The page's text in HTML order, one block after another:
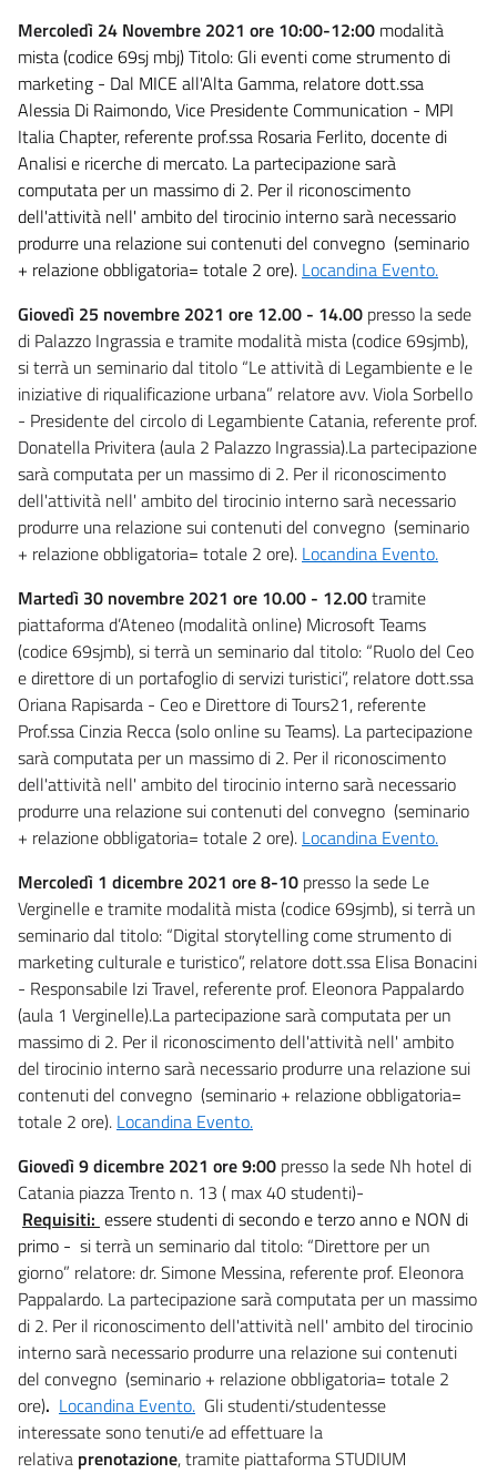
Mercoledì 24 Novembre 2021 ore 10:00-12:00 modalità
mista (codice 69sj mbj) Titolo: Gli eventi come strumento di
marketing - Dal MICE all'Alta Gamma, relatore dott.ssa
Alessia Di Raimondo, Vice Presidente Communication - MPI
Italia Chapter, referente prof.ssa Rosaria Ferlito, docente di
Analisi e ricerche di mercato. La partecipazione sarà
computata per un massimo di 2. Per il riconoscimento
dell'attività nell' ambito del tirocinio interno sarà necessario
produrre una relazione sui contenuti del convegno (seminario
+ relazione obbligatoria= totale 2 ore). Locandina Evento.
Giovedì 25 novembre 2021 ore 12.00 - 14.00 presso la sede
di Palazzo Ingrassia e tramite modalità mista (codice 69sjmb),
si terrà un seminario dal titolo “Le attività di Legambiente e le
iniziative di riqualificazione urbana” relatore avv. Viola Sorbello
- Presidente del circolo di Legambiente Catania, referente prof.
Donatella Privitera (aula 2 Palazzo Ingrassia).La partecipazione
sarà computata per un massimo di 2. Per il riconoscimento
dell'attività nell' ambito del tirocinio interno sarà necessario
produrre una relazione sui contenuti del convegno (seminario
+ relazione obbligatoria= totale 2 ore). Locandina Evento.
Martedì 30 novembre 2021 ore 10.00 - 12.00tramite
piattaforma d’Ateneo (modalità online) Microsoft Teams
(codice 69sjmb), si terrà un seminario dal titolo: “Ruolo del Ceo
e direttore di un portafoglio di servizi turistici”, relatore dott.ssa
Oriana Rapisarda - Ceo e Direttore di Tours21, referente
Prof.ssa Cinzia Recca (solo online su Teams). La partecipazione
sarà computata per un massimo di 2. Per il riconoscimento
dell'attività nell' ambito del tirocinio interno sarà necessario
produrre una relazione sui contenuti del convegno (seminario
+ relazione obbligatoria= totale 2 ore). Locandina Evento.
Mercoledì 1 dicembre 2021 ore 8-10 presso la sede Le
Verginelle e tramite modalità mista (codice 69sjmb), si terrà un
seminario dal titolo: “Digital storytelling come strumento di
marketing culturale e turistico”, relatore dott.ssa Elisa Bonacini
- Responsabile Izi Travel, referente prof. Eleonora Pappalardo
(aula 1 Verginelle).La partecipazione sarà computata per un
massimo di 2. Per il riconoscimento dell'attività nell' ambito
del tirocinio interno sarà necessario produrre una relazione sui
contenuti del convegno (seminario + relazione obbligatoria=
totale 2 ore). Locandina Evento.
Giovedì 9 dicembre 2021 ore 9:00 presso la sede Nh hotel di
Catania piazza Trento n. 13 ( max 40 studenti)-
Requisiti: essere studenti di secondo e terzo anno e NON di
primo - si terrà un seminario dal titolo: “Direttore per un
giorno” relatore: dr. Simone Messina, referente prof. Eleonora
Pappalardo. La partecipazione sarà computata per un massimo
di 2. Per il riconoscimento dell'attività nell' ambito del tirocinio
interno sarà necessario produrre una relazione sui contenuti
del convegno (seminario + relazione obbligatoria= totale 2
ore). Locandina Evento. Gli studenti/studentesse
interessatesono tenuti/e ad effettuare la
relativa prenotazione, tramite piattaforma STUDIUM